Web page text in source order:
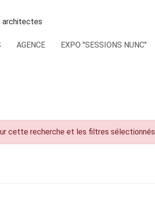
AGENCE EXPO "SESSIONS NUNC"
cette recherche et les filtres sélectionnés